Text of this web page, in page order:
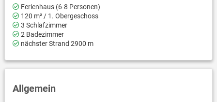
Ferienhaus (6-8 Personen)
120 m² / 1. Obergeschoss
3 Schlafzimmer
2 Badezimmer
nächster Strand 2900 m
Allgemein